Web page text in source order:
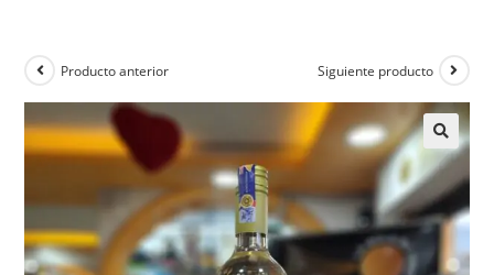
Producto anterior Siguiente producto